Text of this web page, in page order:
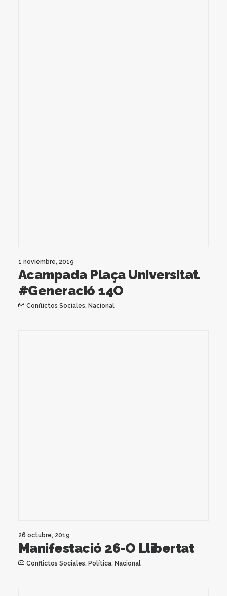
1 noviembre, 2019
Acampada Plaça Universitat.
#Generació 14O
Conflictos Sociales, Nacional
26 octubre, 2019
Manifestació 26-O Llibertat
Conflictos Sociales, Política, Nacional